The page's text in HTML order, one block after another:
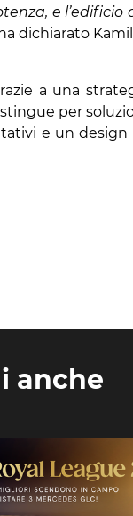
e
dichiarato
a una
per
e un
anche